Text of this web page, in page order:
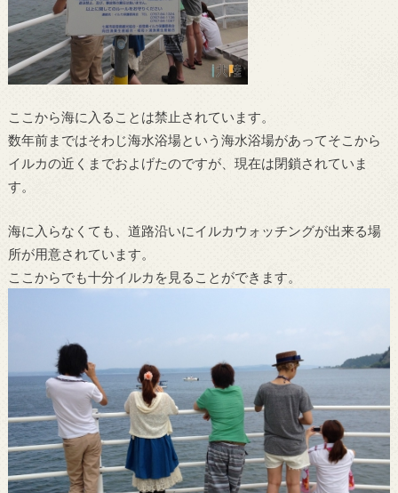
ここから海に入ることは禁止されています。
数年前まではそわじ海水浴場という海水浴場があってそこから
イルカの近くまでおよげたのですが、現在は閉鎖されていま
す。
海に入らなくても、道路沿いにイルカウォッチングが出来る場
所が用意されています。
ここからでも十分イルカを見ることができます。